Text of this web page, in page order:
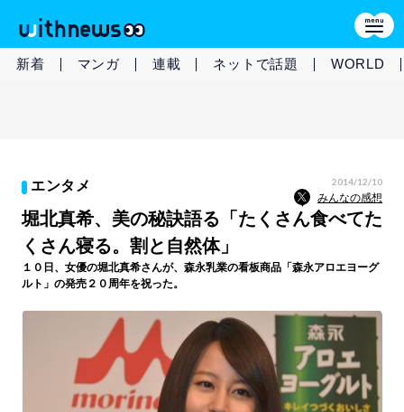
新着 マンガ 連載 ネットで話題 WORLD
エンタメ 2014/12/10
みんなの感想
堀北真希、美の秘訣語る「たくさん食べてた
くさん寝る。割と自然体」
１０日、女優の堀北真希さんが、森永乳業の看板商品「森永アロエヨーグ
ルト」の発売２０周年を祝った。